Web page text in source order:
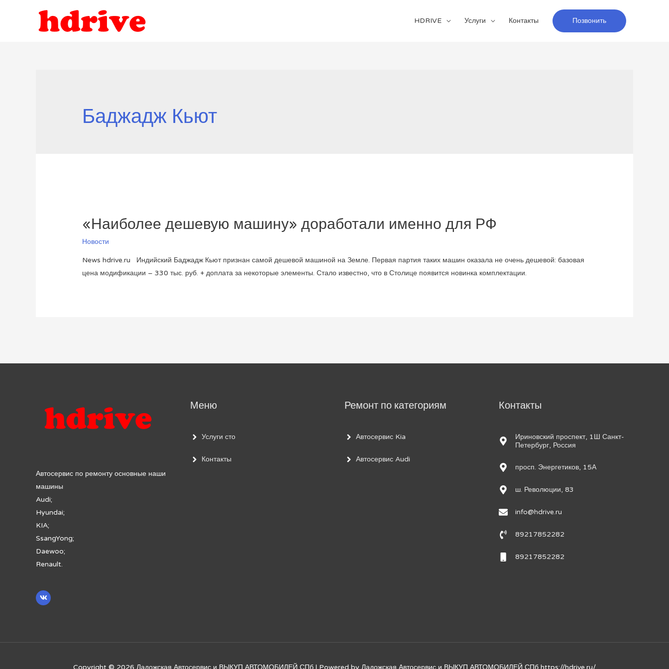
HDRIVE Услуги Контакты Позвонить
Баджадж Кьют
«Наиболее дешевую машину» доработали именно для РФ
Новости
News hdrive.ru Индийский Баджадж Кьют признан самой дешевой машиной на Земле. Первая партия таких машин оказала не очень дешевой: базовая
цена модификации – 330 тыс. руб. + доплата за некоторые элементы. Стало известно, что в Столице появится новинка комплектации.
Автосервис по ремонту основные наши
машины
Audi;
Hyundai;
KIA;
SsangYong;
Daewoo;
Renault.
Меню
Услуги сто
Контакты
Ремонт по категориям
Автосервис Kia
Автосервис Audi
Контакты
Ириновский проспект, 1Ш Санкт-
Петербург, Россия
просп. Энергетиков, 15А
ш. Революции, 83
info@hdrive.ru
89217852282
89217852282